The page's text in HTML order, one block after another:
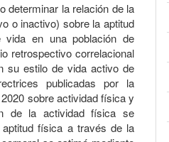
determinar la relación de la
o inactivo) sobre la aptitud
vida en una población de
retrospectivo correlacional
su estilo de vida activo de
publicadas por la
sobre actividad física y
de la actividad física se
física a través de la